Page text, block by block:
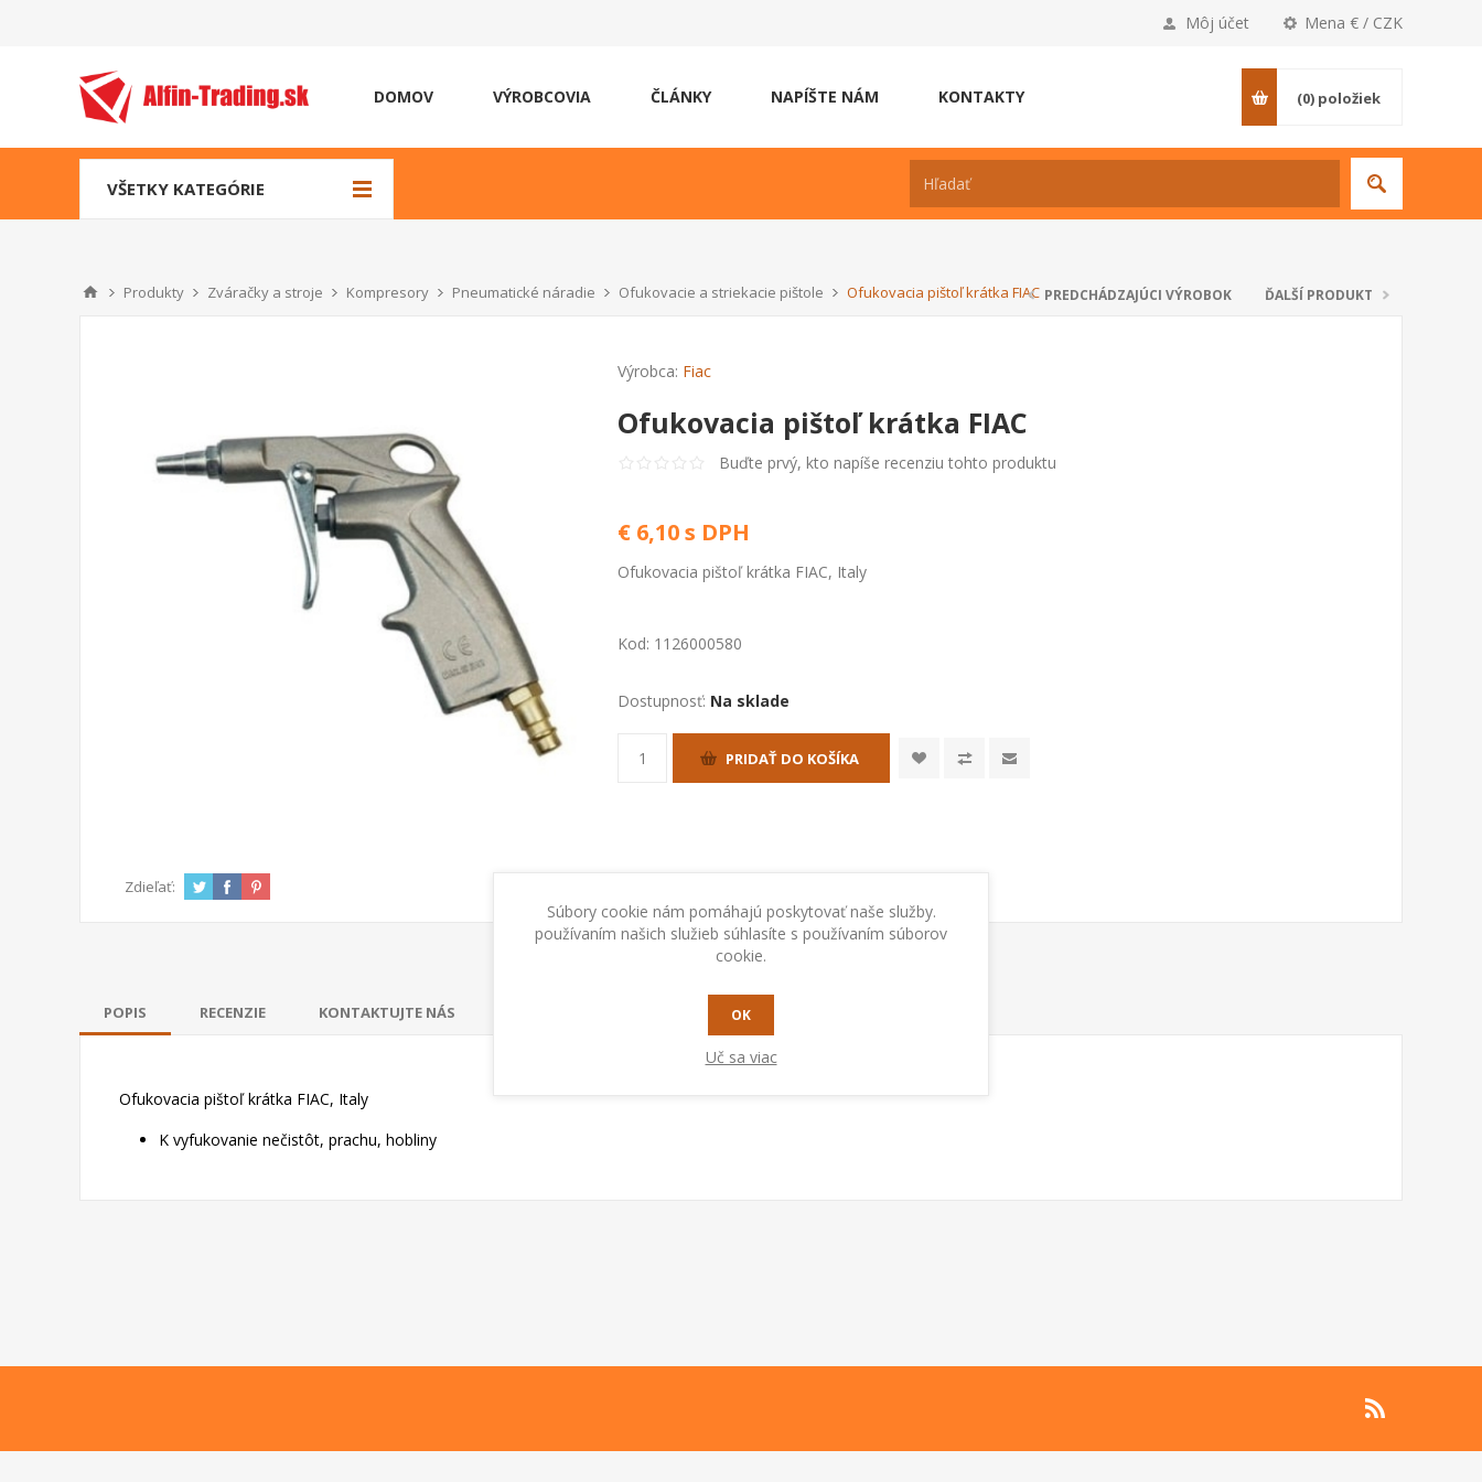
Mena € / CZK
Môj účet
DOMOV VÝROBCOVIA ČLÁNKY NAPÍŠTE NÁM KONTAKTY (0) položiek
VŠETKY KATEGÓRIE
Produkty Zváračky a stroje Kompresory Pneumatické náradie Ofukovacie a striekacie pištole Ofukovacia pištoľ krátka FIAC PREDCHÁDZAJÚCI VÝROBOK ĎALŠÍ PRODUKT
Výrobca: Fiac
Ofukovacia pištoľ krátka FIAC
Buďte prvý, kto napíše recenziu tohto produktu
€ 6,10 s DPH
Ofukovacia pištoľ krátka FIAC, Italy
Kod: 1126000580
Dostupnosť: Na sklade
PRIDAŤ DO KOŠÍKA
Zdieľať:
POPIS RECENZIE KONTAKTUJTE NÁS
Ofukovacia pištoľ krátka FIAC, Italy
K vyfukovanie nečistôt, prachu, hobliny
Súbory cookie nám pomáhajú poskytovať naše služby.
používaním našich služieb súhlasíte s používaním súborov
cookie.
OK
Uč sa viac